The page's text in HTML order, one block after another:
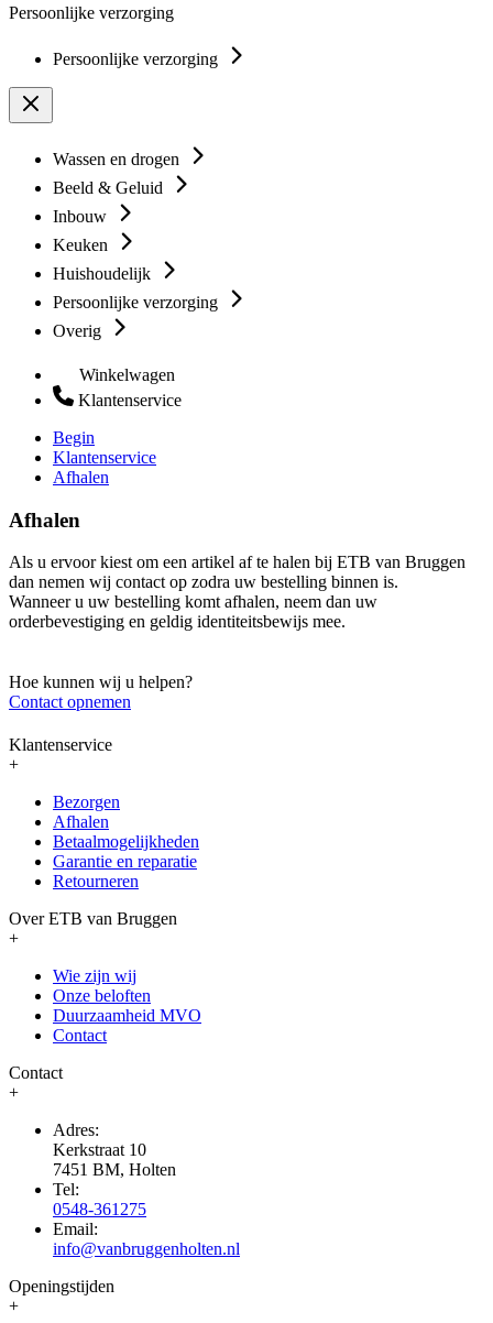
Persoonlijke verzorging
Persoonlijke verzorging
Wassen en drogen
Beeld & Geluid
Inbouw
Keuken
Huishoudelijk
Persoonlijke verzorging
Overig
Winkelwagen
Klantenservice
Begin
Klantenservice
Afhalen
Afhalen
Als u ervoor kiest om een artikel af te halen bij ETB van Bruggen
dan nemen wij contact op zodra uw bestelling binnen is.
Wanneer u uw bestelling komt afhalen, neem dan uw
orderbevestiging en geldig identiteitsbewijs mee.
Hoe kunnen wij u helpen?
Contact opnemen
Klantenservice
+
Bezorgen
Afhalen
Betaalmogelijkheden
Garantie en reparatie
Retourneren
Over ETB van Bruggen
+
Wie zijn wij
Onze beloften
Duurzaamheid MVO
Contact
Contact
+
Adres:
Kerkstraat 10
7451 BM, Holten
Tel:
0548-361275
Email:
info@vanbruggenholten.nl
Openingstijden
+